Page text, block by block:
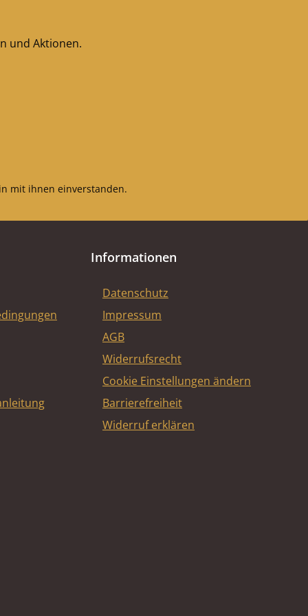
und Aktionen.
mit ihnen einverstanden.
Informationen
Datenschutz
Impressum
AGB
Widerrufsrecht
Cookie Einstellungen ändern
Barrierefreiheit
Widerruf erklären